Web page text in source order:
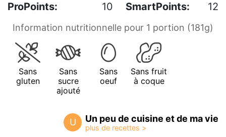
ProPoints:
10 SmartPoints: 12
Information nutritionnelle pour 1 portion (181g)
Sans
gluten
Sans
sucre
ajouté
Sans
oeuf
Sans fruit
à coque
U Un peu de cuisine et de ma vie